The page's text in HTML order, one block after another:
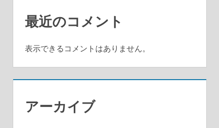
最近のコメント
表示できるコメントはありません。
アーカイブ